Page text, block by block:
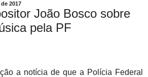
2017
João Bosco sobre
pela PF
a notícia de que a Polícia Federal